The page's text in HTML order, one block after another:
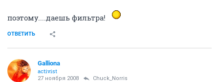
поэтому....даешь фильтра!
ОТВЕТИТЬ
Galliona
activist
27 ноября 2008 Chuck_Norris